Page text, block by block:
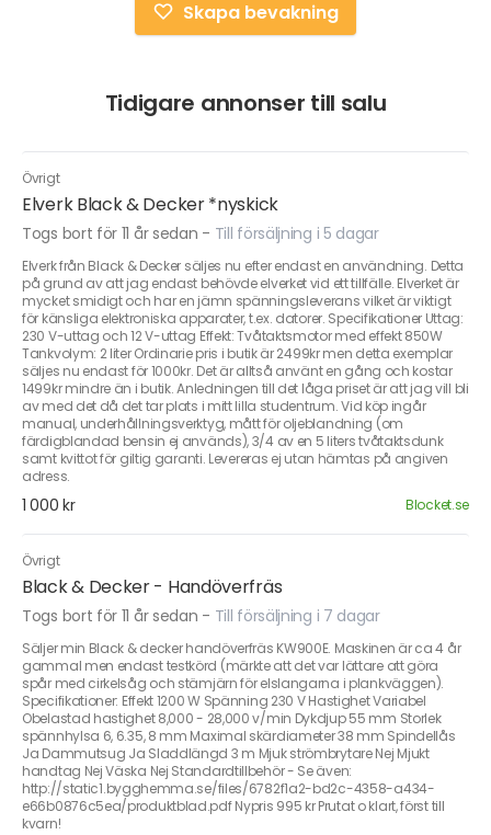
Skapa bevakning
Tidigare annonser till salu
Övrigt
Elverk Black & Decker *nyskick
Togs bort för 11 år sedan - Till försäljning i 5 dagar
Elverk från Black & Decker säljes nu efter endast en användning. Detta
på grund av att jag endast behövde elverket vid ett tillfälle. Elverket är
mycket smidigt och har en jämn spänningsleverans vilket är viktigt
för känsliga elektroniska apparater, t.ex. datorer. Specifikationer Uttag:
230 V-uttag och 12 V-uttag Effekt: Tvåtaktsmotor med effekt 850W
Tankvolym: 2 liter Ordinarie pris i butik är 2499kr men detta exemplar
säljes nu endast för 1000kr. Det är alltså använt en gång och kostar
1499kr mindre än i butik. Anledningen till det låga priset är att jag vill bli
av med det då det tar plats i mitt lilla studentrum. Vid köp ingår
manual, underhållningsverktyg, mått för oljeblandning (om
färdigblandad bensin ej används), 3/4 av en 5 liters tvåtaktsdunk
samt kvittot för giltig garanti. Levereras ej utan hämtas på angiven
adress.
1 000 kr Blocket.se
Övrigt
Black & Decker - Handöverfräs
Togs bort för 11 år sedan - Till försäljning i 7 dagar
Säljer min Black & decker handöverfräs KW900E. Maskinen är ca 4 år
gammal men endast testkörd (märkte att det var lättare att göra
spår med cirkelsåg och stämjärn för elslangarna i plankväggen).
Specifikationer: Effekt 1200 W Spänning 230 V Hastighet Variabel
Obelastad hastighet 8,000 - 28,000 v/min Dykdjup 55 mm Storlek
spännhylsa 6, 6.35, 8 mm Maximal skärdiameter 38 mm Spindellås
Ja Dammutsug Ja Sladdlängd 3 m Mjuk strömbrytare Nej Mjukt
handtag Nej Väska Nej Standardtillbehör - Se även:
http://static1.bygghemma.se/files/6782f1a2-bd2c-4358-a434-
e66b0876c5ea/produktblad.pdf Nypris 995 kr Prutat o klart, först till
kvarn!